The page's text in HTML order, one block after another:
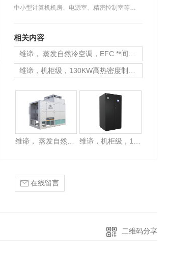
中小型计算机机房、电源室、精密控制室等…
相关内容
维谛， 蒸发自然冷空调，EFC **间接蒸发式冷却单元
维谛，机柜级，130KW高热密度制冷解决方案
在线留言
二维码分享